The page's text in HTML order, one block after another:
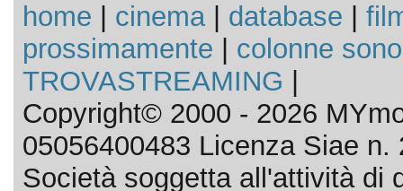
home cinema| database
prossimamente
colonne
TROVASTREAMING
Copyright© 2000 - 2026
05056400483 Licenza Siae n.
Società soggetta all'attività di